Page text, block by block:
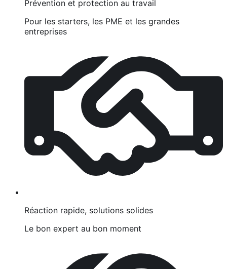
Prévention et protection au travail
Pour les starters, les PME et les grandes
entreprises
Réaction rapide, solutions solides
Le bon expert au bon moment